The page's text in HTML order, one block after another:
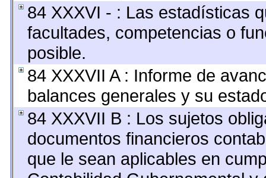
84 XXXVI - : Las estadísticas
facultades, competencias o
posible.
84 XXXVII A : Informe de
balances generales y su
84 XXXVII B : Los sujetos
documentos financieros
que le sean aplicables en